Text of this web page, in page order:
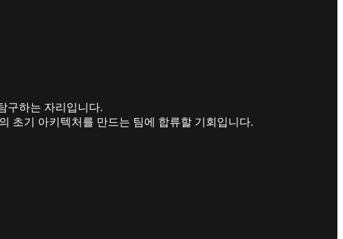
구하는 자리입니다.
초기 아키텍처를 만드는 팀에 합류할 기회입니다.